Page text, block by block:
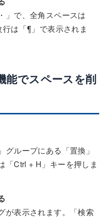
」で、全角スペースは
は「¶」で表示されま
能でスペースを削
グループにある「置換」
「Ctrl + H」キーを押しま
が表示されます。「検索